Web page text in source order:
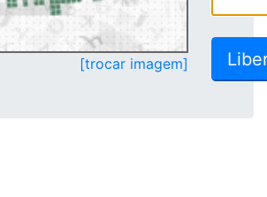
[trocar imagem]